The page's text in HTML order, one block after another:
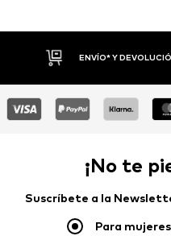
DEVOLUCIONES
¡No te
Suscríbete a la
Para mujeres